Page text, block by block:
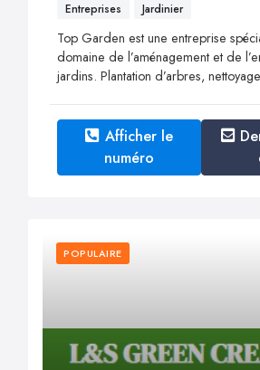
Entreprises Jardinier
Top Garden est une entreprise
domaine de l’aménagement et de
jardins. ​​​​​​​Plantation d’arbres,
Afficher le
numéro
POPULAIRE